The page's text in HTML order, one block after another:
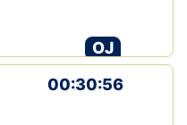
OJ
00:30:56